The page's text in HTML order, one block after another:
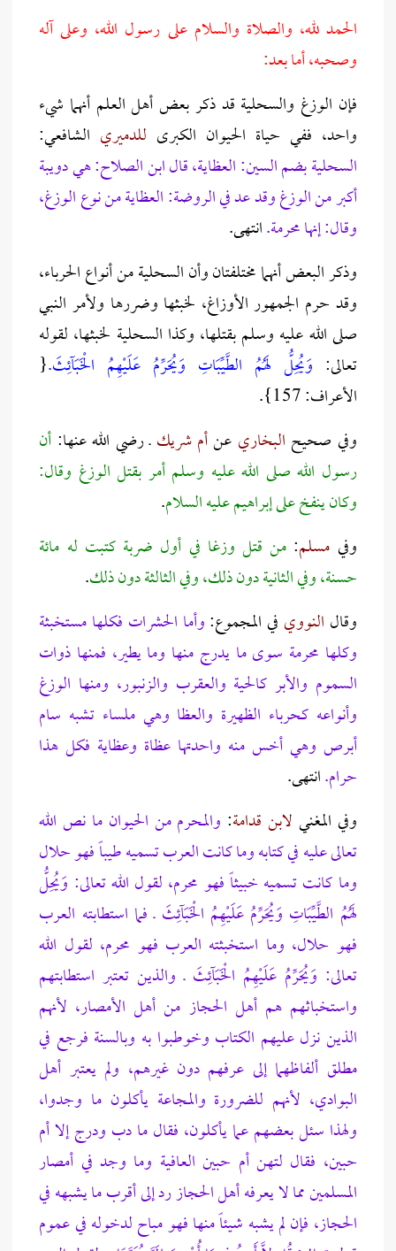
الحمد لله، والصلاة والسلام على رسول الله، وعلى آله
وصحبه، أما بعد:
فإن الوزغ والسحلية قد ذكر بعض أهل العلم أنهما شيء
واحد، ففي حياة الحيوان الكبرى للدميري الشافعي:
السحلية بضم السين: العظاية، قال ابن الصلاح: هي دويبة
أكبر من الوزغ وقد عد في الروضة: العظاية من نوع الوزغ،
وقال: إنها محرمة.انتهى.
وذكر البعض أنهما مختلفتان وأن السحلية من أنواع الحرباء،
وقد حرم الجمهور الأوزاغ، لخبثها وضررها ولأمر النبي
صلى الله عليه وسلم بقتلها، وكذا السحلية لخبثها، لقوله
تعالى: وَيُحِلُّ لَهُمُ الطَّيِّبَاتِ وَيُحَرِّمُ عَلَيْهِمُ الْخَبَآئِثَ.{
الأعراف: 157}.
وفي صحيح البخاري عنأم شريكـ رضي الله عنها: أن
رسول الله صلى الله عليه وسلم أمر بقتل الوزغ وقال:
وكان ينفخ على إبراهيم عليه السلام.
وفي مسلم: من قتل وزغا في أول ضربة كتبت له مائة
حسنة، وفي الثانية دون ذلك، وفي الثالثة دون ذلك.
وقال النووي في المجموع:وأما الحشرات فكلها مستخبثة
وكلها محرمة سوى ما يدرج منها وما يطير، فمنها ذوات
السموم والأبر كالحية والعقرب والزنبور، ومنها الوزغ
وأنواعه كحرباء الظهيرة والعظا وهي ملساء تشبه سام
أبرص وهي أخس منه واحدتها عظاة وعظاية فكل هذا
حرام.انتهى.
وفي المغني لابن قدامة: والمحرم من الحيوان ما نص الله
تعالى عليه في كتابه وما كانت العرب تسميه طيباً فهو حلال
وما كانت تسميه خبيثاً فهو محرم، لقول الله تعالى: وَيُحِلُّ
لَهُمُ الطَّيِّبَاتِ وَيُحَرِّمُ عَلَيْهِمُ الْخَبَآئِثَ ـ فما استطابته العرب
فهو حلال، وما استخبثته العرب فهو محرم، لقول الله
تعالى: وَيُحَرِّمُ عَلَيْهِمُ الْخَبَآئِثَ ـ والذين تعتبر استطابتهم
واستخباثهم هم أهل الحجاز من أهل الأمصار، لأنهم
الذين نزل عليهم الكتاب وخوطبوا به وبالسنة فرجع في
مطلق ألفاظهما إلى عرفهم دون غيرهم، ولم يعتبر أهل
البوادي، لأنهم للضرورة والمجاعة يأكلون ما وجدوا،
ولهذا سئل بعضهم عما يأكلون، فقال ما دب ودرج إلا أم
حبين، فقال لتهن أم حبين العافية وما وجد في أمصار
المسلمين مما لا يعرفه أهل الحجاز رد إلى أقرب ما يشبهه في
الحجاز، فإن لم يشبه شيئاً منها فهو مباح لدخوله في عموم